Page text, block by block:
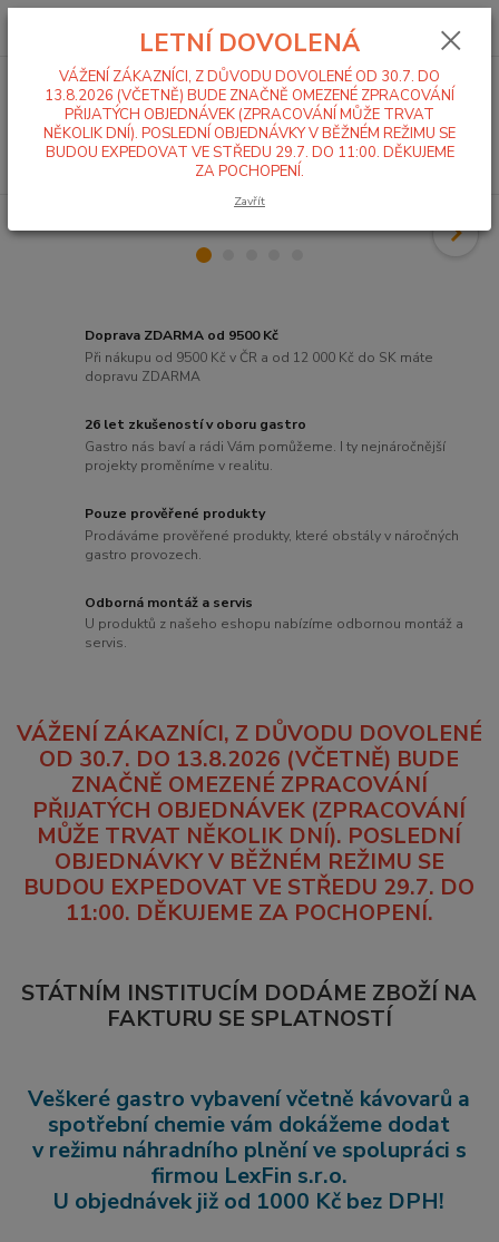
Menu
Hledat
0,00 Kč
Doprava ZDARMA od 9500 Kč
Při nákupu od 9500 Kč v ČR a od 12 000 Kč do SK máte
dopravu ZDARMA
26 let zkušeností v oboru gastro
Gastro nás baví a rádi Vám pomůžeme. I ty nejnáročnější
projekty proměníme v realitu.
Pouze prověřené produkty
Prodáváme prověřené produkty, které obstály v náročných
gastro provozech.
Odborná montáž a servis
U produktů z našeho eshopu nabízíme odbornou montáž a
servis.
VÁŽENÍ ZÁKAZNÍCI, Z DŮVODU DOVOLENÉ
OD 30.7. DO 13.8.2026 (VČETNĚ) BUDE
ZNAČNĚ OMEZENÉ ZPRACOVÁNÍ
PŘIJATÝCH OBJEDNÁVEK (ZPRACOVÁNÍ
MŮŽE TRVAT NĚKOLIK DNÍ). POSLEDNÍ
OBJEDNÁVKY V BĚŽNÉM REŽIMU SE
BUDOU EXPEDOVAT VE STŘEDU 29.7. DO
11:00. DĚKUJEME ZA POCHOPENÍ.
STÁTNÍM INSTITUCÍM DODÁME ZBOŽÍ NA
FAKTURU SE SPLATNOSTÍ
Veškeré gastro vybavení včetně kávovarů a
spotřební chemie vám dokážeme dodat
v režimu náhradního plnění ve spolupráci s
firmou LexFin s.r.o.
U objednávek již od 1000 Kč bez DPH!
LETNÍ DOVOLENÁ
VÁŽENÍ ZÁKAZNÍCI, Z DŮVODU DOVOLENÉ OD 30.7. DO
13.8.2026 (VČETNĚ) BUDE ZNAČNĚ OMEZENÉ ZPRACOVÁNÍ
PŘIJATÝCH OBJEDNÁVEK (ZPRACOVÁNÍ MŮŽE TRVAT
NĚKOLIK DNÍ). POSLEDNÍ OBJEDNÁVKY V BĚŽNÉM REŽIMU SE
BUDOU EXPEDOVAT VE STŘEDU 29.7. DO 11:00. DĚKUJEME
ZA POCHOPENÍ.
Zavřít